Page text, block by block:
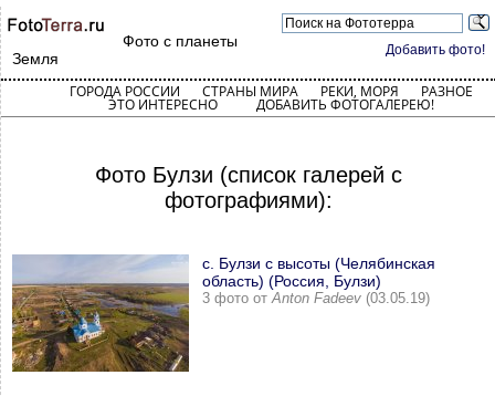
Добавить фото!
Фото с планеты
Земля
ГОРОДА РОССИИ СТРАНЫ МИРА РЕКИ, МОРЯ РАЗНОЕ
ЭТО ИНТЕРЕСНО ДОБАВИТЬ ФОТОГАЛЕРЕЮ!
Фото Булзи (список галерей с
фотографиями):
с. Булзи с высоты (Челябинская
область) (Россия, Булзи)
3 фото отAnton Fadeev (03.05.19)